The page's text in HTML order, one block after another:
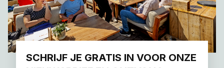
SCHRIJF JE GRATIS IN VOOR ONZE